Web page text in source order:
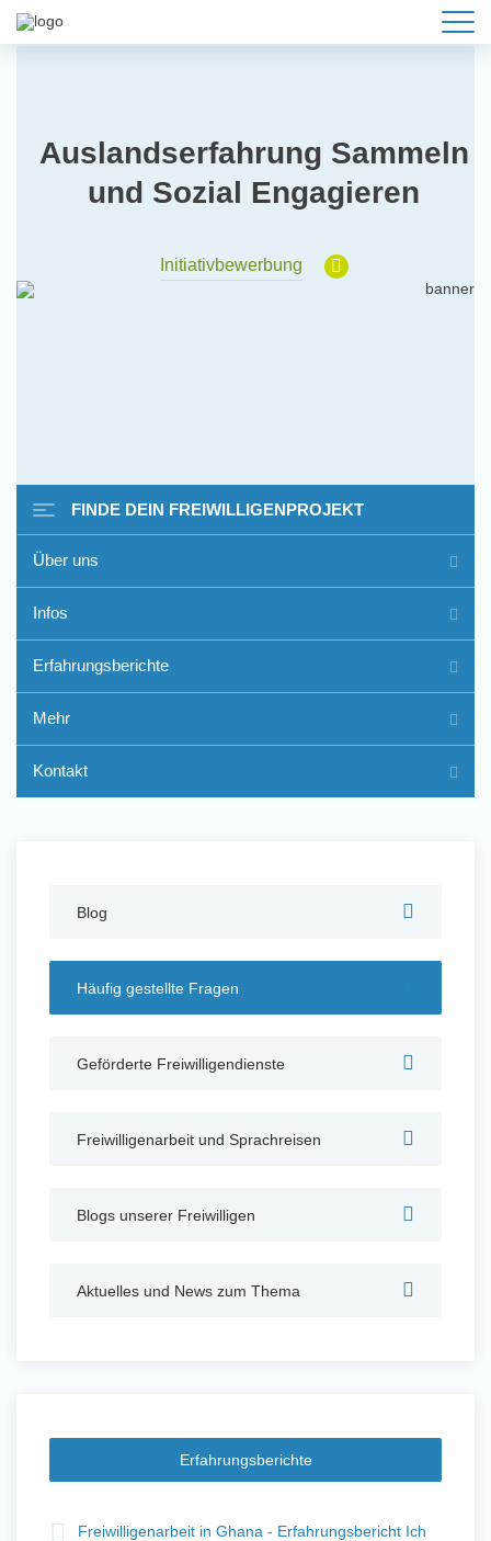
Auslandserfahrung Sammeln
und Sozial Engagieren
Initiativbewerbung
Freiwilligenarbeit im Ausland
- Erfahrungsberichte
und Sozial Engagieren
Initiativbewerbung
Auslandserfahrung Sammeln
FINDE DEIN FREIWILLIGENPROJEKT
Über uns
Infos
Erfahrungsberichte
Mehr
Kontakt
Blog
Häufig gestellte Fragen
Geförderte Freiwilligendienste
Freiwilligenarbeit und Sprachreisen
Blogs unserer Freiwilligen
Aktuelles und News zum Thema
Erfahrungsberichte
Freiwilligenarbeit in Ghana - Erfahrungsbericht Ich